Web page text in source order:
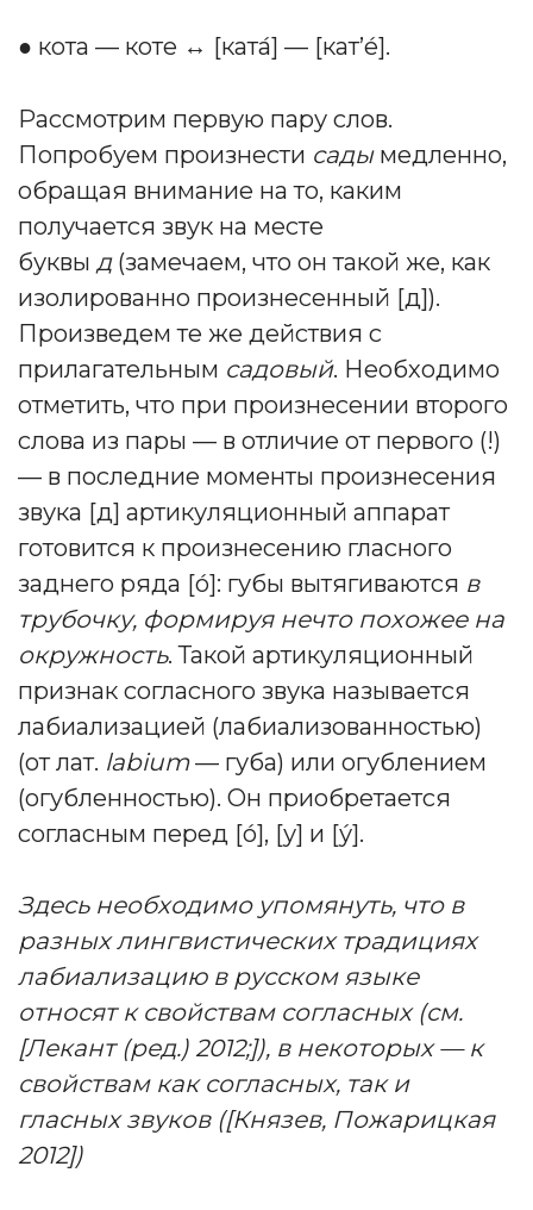
● кота — коте ↔ [ката́] — [кат’е́].
Рассмотрим первую пару слов.
Попробуем произнести сады медленно,
обращая внимание на то, каким
получается звук на месте
буквы д(замечаем, что он такой же, как
изолированно произнесенный [д]).
Произведем те же действия с
прилагательным садовый. Необходимо
отметить, что при произнесении второго
слова из пары — в отличие от первого (!)
— в последние моменты произнесения
звука [д] артикуляционный аппарат
готовится к произнесению гласного
заднего ряда [о́]: губы вытягиваются в
трубочку, формируя нечто похожее на
окружность. Такой артикуляционный
признак согласного звука называется
лабиализацией (лабиализованностью)
(от лат. labium— губа) или огублением
(огубленностью). Он приобретается
согласным перед [о́], [у] и [у́].
Здесь необходимо упомянуть, что в
разных лингвистических традициях
лабиализацию в русском языке
относят к свойствам согласных (см.
[Лекант (ред.) 2012;]), в некоторых — к
свойствам как согласных, так и
гласных звуков ([Князев, Пожарицкая
2012])